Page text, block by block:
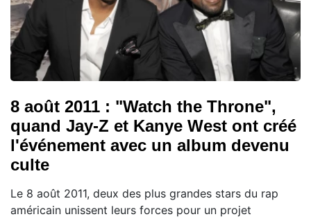
8 août 2011 : "Watch the Throne",
quand Jay-Z et Kanye West ont créé
l'événement avec un album devenu
culte
Le 8 août 2011, deux des plus grandes stars du rap
américain unissent leurs forces pour un projet